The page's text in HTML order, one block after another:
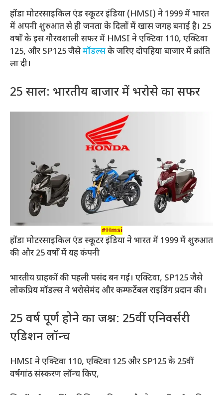
होंडा मोटरसाइकिल एंड स्कूटर इंडिया (HMSI) ने 1999 में भारत
में अपनी शुरुआत से ही जनता के दिलों में खास जगह बनाई है। 25
वर्षों के इस गौरवशाली सफर में HMSI ने एक्टिवा 110, एक्टिवा
125, और SP125 जैसेमॉडल्सके जरिए दोपहिया बाजार में क्रांति
ला दी।
25 साल: भारतीय बाजार में भरोसे का सफर
#Hmsi
होंडा मोटरसाइकिल एंड स्कूटर इंडिया ने भारत में 1999 में शुरुआत
की और 25 वर्षों में यह कंपनी
भारतीय ग्राहकों की पहली पसंद बन गई। एक्टिवा, SP125 जैसे
लोकप्रिय मॉडल्स ने भरोसेमंद और कम्फर्टेबल राइडिंग प्रदान की।
25 वर्ष पूर्ण होने का जश्न: 25वीं एनिवर्सरी
एडिशन लॉन्च
HMSI ने एक्टिवा 110, एक्टिवा 125 और SP125 के 25वीं
वर्षगांठ संस्करण लॉन्च किए,